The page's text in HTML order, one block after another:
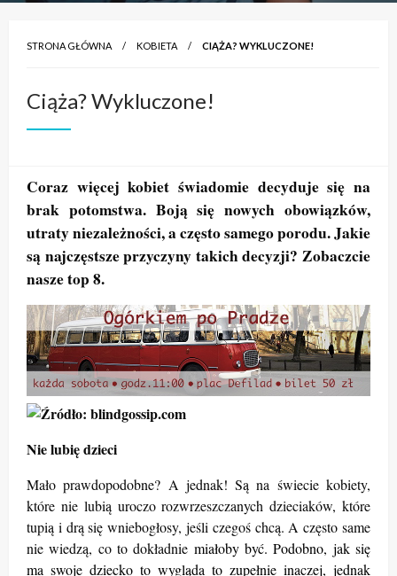
STRONA GŁÓWNA KOBIETA CIĄŻA? WYKLUCZONE!
Ciąża? Wykluczone!
Coraz więcej kobiet świadomie decyduje się na
brak potomstwa. Boją się nowych obowiązków,
utraty niezależności, a często samego porodu. Jakie
są najczęstsze przyczyny takich decyzji? Zobaczcie
nasze top 8.
Nie lubię dzieci
Mało prawdopodobne? A jednak! Są na świecie kobiety,
które nie lubią uroczo rozwrzeszczanych dzieciaków, które
tupią i drą się wniebogłosy, jeśli czegoś chcą. A często same
nie wiedzą, co to dokładnie miałoby być. Podobno, jak się
ma swoje dziecko to wygląda to zupełnie inaczej, jednak